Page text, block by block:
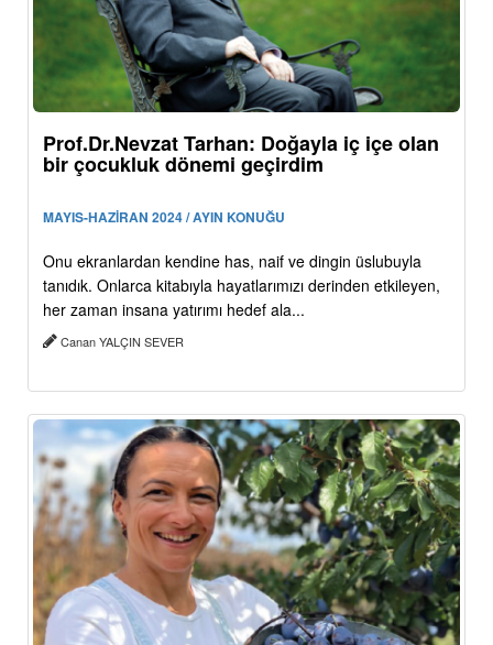
Prof.Dr.Nevzat Tarhan: Doğayla iç içe olan
bir çocukluk dönemi geçirdim
MAYIS-HAZİRAN 2024 / AYIN KONUĞU
Onu ekranlardan kendine has, naif ve dingin üslubuyla
tanıdık. Onlarca kitabıyla hayatlarımızı derinden etkileyen,
her zaman insana yatırımı hedef ala...
Canan YALÇIN SEVER